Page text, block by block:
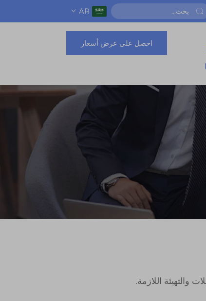
AR
احصل على عرض أسعار
والتهيئة اللازمة.